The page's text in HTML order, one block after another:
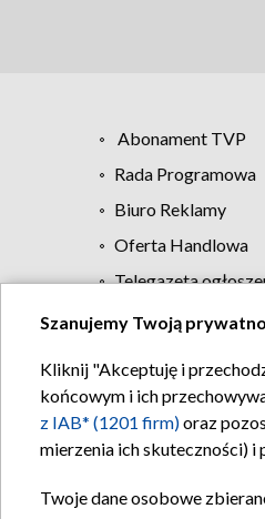
Abonament TVP
Rada Programowa
Biuro Reklamy
Oferta Handlowa
Telegazeta
Szanujemy Twoją
Kliknij "Akceptuję i
końcowym i ich
z IAB* (1201 firm)oraz
mierzenia ich skuteczności) i
Twoje dane osobowe